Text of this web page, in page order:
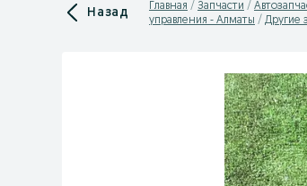
Назад Главная Запчасти
управления - Алматы
Другие